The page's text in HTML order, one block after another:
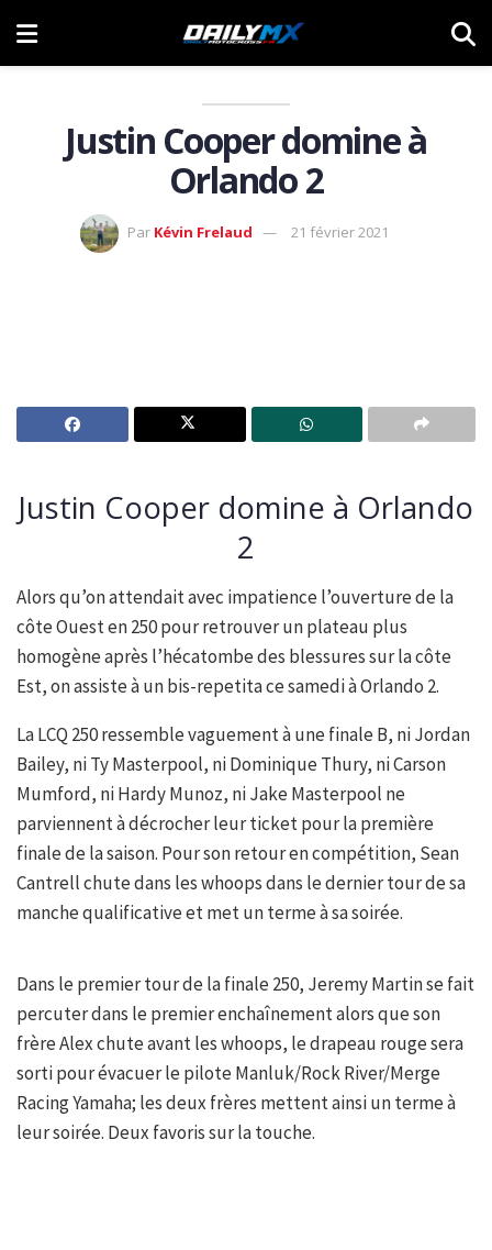
Justin Cooper domine à
Orlando 2
Par Kévin Frelaud 21 février 2021
Justin Cooper domine à Orlando
2
Alors qu’on attendait avec impatience l’ouverture de la
côte Ouest en 250 pour retrouver un plateau plus
homogène après l’hécatombe des blessures sur la côte
Est, on assiste à un bis-repetita ce samedi à Orlando 2.
La LCQ 250 ressemble vaguement à une finale B, ni Jordan
Bailey, ni Ty Masterpool, ni Dominique Thury, ni Carson
Mumford, ni Hardy Munoz, ni Jake Masterpool ne
parviennent à décrocher leur ticket pour la première
finale de la saison. Pour son retour en compétition, Sean
Cantrell chute dans les whoops dans le dernier tour de sa
manche qualificative et met un terme à sa soirée.
Dans le premier tour de la finale 250, Jeremy Martin se fait
percuter dans le premier enchaînement alors que son
frère Alex chute avant les whoops, le drapeau rouge sera
sorti pour évacuer le pilote Manluk/Rock River/Merge
Racing Yamaha; les deux frères mettent ainsi un terme à
leur soirée. Deux favoris sur la touche.